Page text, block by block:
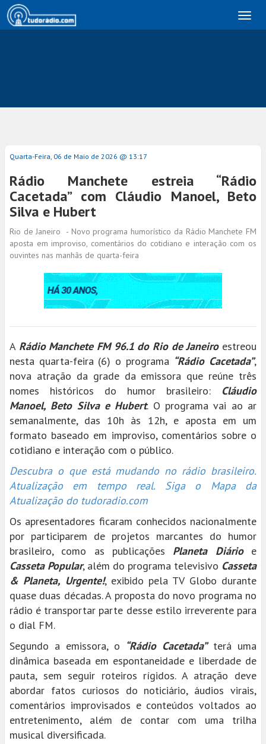
Quarta-Feira, 06 de Maio de 2026 @ 13:17
Rádio Manchete estreia “Rádio
Cacetada” com Cláudio Manoel, Beto
Silva e Hubert
Rio de Janeiro - Novo programa humorístico da Rádio Manchete FM
aposta em improviso, comentários do cotidiano e interação com os
ouvintes nas manhãs de quarta-feira
A Rádio Manchete FM 96.1 do Rio de Janeiroestreou
nesta quarta-feira (6) o programa “Rádio Cacetada”,
nova atração da grade da emissora que reúne três
nomes históricos do humor brasileiro: Cláudio
Manoel, Beto Silva e Hubert. O programa vai ao ar
semanalmente, das 10h às 12h, e aposta em um
formato baseado em improviso, comentários sobre o
cotidiano e interação com o público.
Descubra o que está mudando no rádio brasileiro.
Atualização em tempo real. Siga o Mapa da
Atualização do tudoradio.com
Os apresentadores ficaram conhecidos nacionalmente
por participarem de projetos marcantes do humor
brasileiro, como as publicações Planeta Diárioe
Casseta Popular, além do programa televisivo Casseta
& Planeta, Urgente!, exibido pela TV Globo durante
quase duas décadas. A proposta do novo programa no
rádio é transportar parte desse estilo irreverente para
o dial FM.
Segundo a emissora, o “Rádio Cacetada”terá uma
dinâmica baseada em espontaneidade e liberdade de
pauta, sem seguir roteiros rígidos. A atração deve
abordar fatos curiosos do noticiário, áudios virais,
comentários improvisados e conteúdos voltados ao
entretenimento, além de contar com uma trilha
musical diversificada.